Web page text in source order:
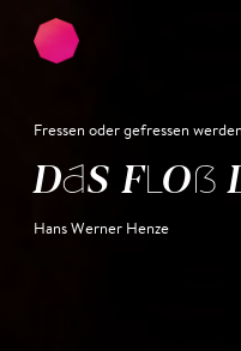
Zum Hauptinhalt springen
Fressen oder gefressen werden
DAS FLOẞ
Hans Werner Henze